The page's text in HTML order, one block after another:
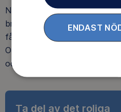
När du blir medlem får du
brevlåda, med tips, tester
får också fina rabatter, som
Outnorth och 20 % rabatt på
och spårpass hos Idre Fjäll.
Ta del av det roliga
ENDAST